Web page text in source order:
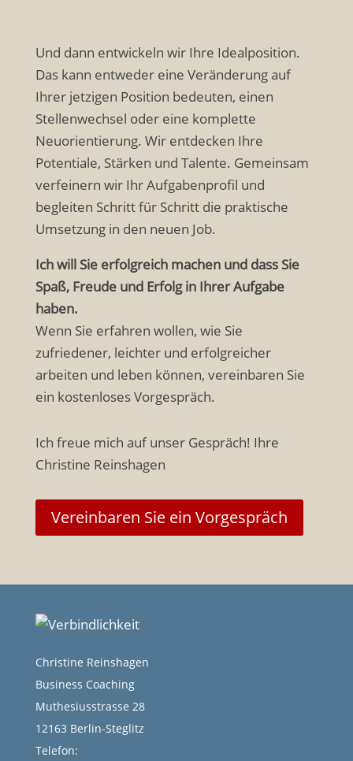
Und dann entwickeln wir Ihre Idealposition.
Das kann entweder eine Veränderung auf
Ihrer jetzigen Position bedeuten, einen
Stellenwechsel oder eine komplette
Neuorientierung. Wir entdecken Ihre
Potentiale, Stärken und Talente. Gemeinsam
verfeinern wir Ihr Aufgabenprofil und
begleiten Schritt für Schritt die praktische
Umsetzung in den neuen Job.
Ich will Sie erfolgreich machen und dass Sie
Spaß, Freude und Erfolg in Ihrer Aufgabe
haben.
Wenn Sie erfahren wollen, wie Sie
zufriedener, leichter und erfolgreicher
arbeiten und leben können, vereinbaren Sie
ein kostenloses Vorgespräch.
Ich freue mich auf unser Gespräch! Ihre
Christine Reinshagen
Vereinbaren Sie ein Vorgespräch
Christine Reinshagen
Business Coaching
Muthesiusstrasse 28
12163 Berlin-Steglitz
Telefon: